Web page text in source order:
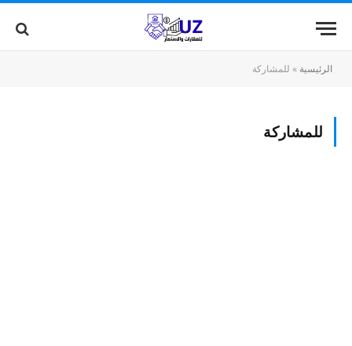
الرئيسية » للمشاركة
للمشاركة